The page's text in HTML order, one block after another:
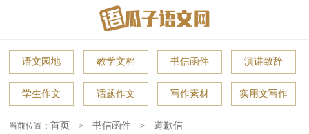
语文园地 教学文档 书信函件 演讲致辞
学生作文 话题作文 写作素材 实用文写作
当前位置：首页 > 书信函件 > 道歉信